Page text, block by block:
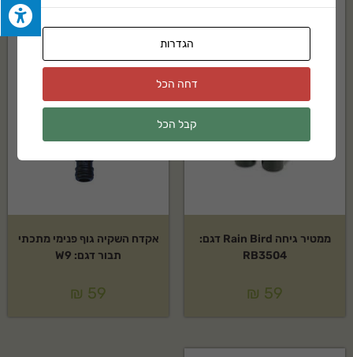
ממטיר גיחה Rain Bird דגם:
RB3504
₪ 59
אקדח השקיה גוף פנימי מתכתי
תבור דגם: W9
₪ 59
הגדרות
דחה הכל
קבל הכל